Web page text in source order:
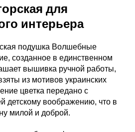
для
интерьера
подушка Волшебные
созданное в единственном
вышивка ручной работы,
из мотивов украинских
цветка передано с
детскому воображению, что в
милой и доброй.